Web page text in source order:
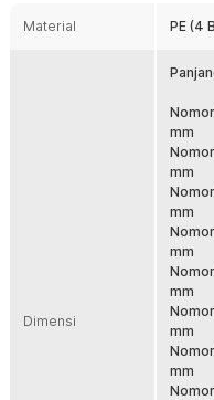
trip mancing berat.
Karakter low stretch
sigap dan akurat. Sangat
maupun bottom fishing.
Diameter Tipis, Lemparan
Meski kuat, senar tetap
hambatan udara dan air
lebih jauh dan lebih presisi.
dari bibir pantai atau tepi
Panjang 300 M Lebih Hemat
Dengan panjang 300 M,
optimal atau membagi
reel. Lebih ekonomis
berulang kali. Ideal untuk
Cocok untuk Air Tawar dan
Material PE (4
Dimensi
mm
mm
mm
mm
mm
mm
mm